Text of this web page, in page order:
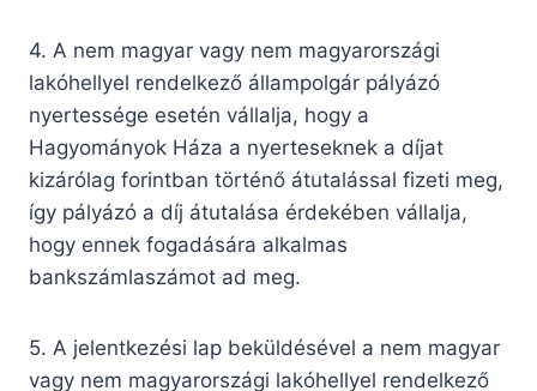
4. A nem magyar vagy nem magyarországi
lakóhellyel rendelkező állampolgár pályázó
nyertessége esetén vállalja, hogy a
Hagyományok Háza a nyerteseknek a díjat
kizárólag forintban történő átutalással fizeti meg,
így pályázó a díj átutalása érdekében vállalja,
hogy ennek fogadására alkalmas
bankszámlaszámot ad meg.
5. A jelentkezési lap beküldésével a nem magyar
vagy nem magyarországi lakóhellyel rendelkező